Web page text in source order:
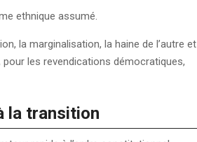
ethnique assumé.
la marginalisation, la haine de l’autre et
les revendications démocratiques,
la transition